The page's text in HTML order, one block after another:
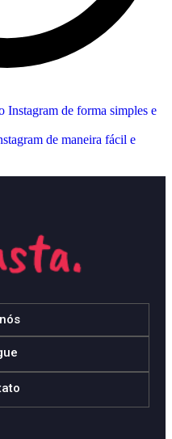
Instagram de forma simples e
de maneira fácil e